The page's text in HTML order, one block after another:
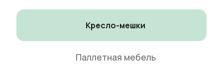
Кресло-мешки
Паллетная мебель